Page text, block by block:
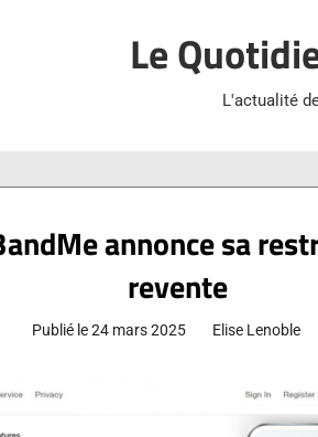
Le
L'actualité
annonce sa
revente
Publié le24 mars 2025 Elise Lenoble